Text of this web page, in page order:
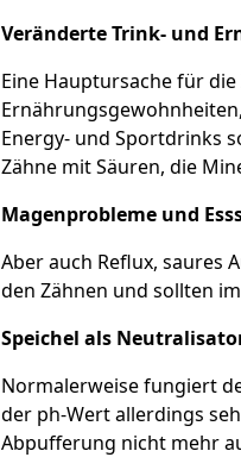
Veränderte Trink- und
Eine Hauptursache für
Energy- und Sportdrinks
Zähne mit Säuren, die
Magenprobleme und
Aber auch Reflux, saures
den Zähnen und sollten
Speichel als
Normalerweise fungiert
der ph-Wert allerdings
Abpufferung nicht mehr